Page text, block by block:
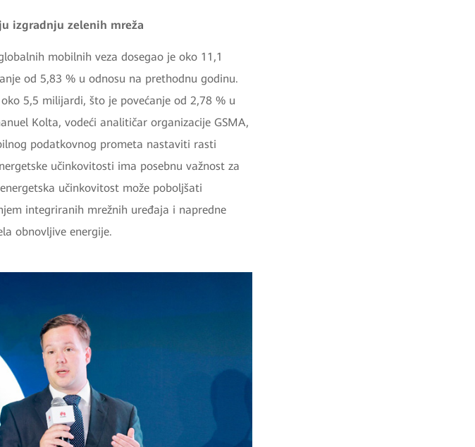
izgradnju zelenih mreža
mobilnih veza dosegao je oko 11,1
od 5,83 % u odnosu na prethodnu godinu.
5,5 milijardi, što je povećanje od 2,78 % u
Kolta, vodeći analitičar organizacije GSMA,
podatkovnog prometa nastaviti rasti
učinkovitosti ima posebnu važnost za
učinkovitost može poboljšati
integriranih mrežnih uređaja i napredne
obnovljive energije.